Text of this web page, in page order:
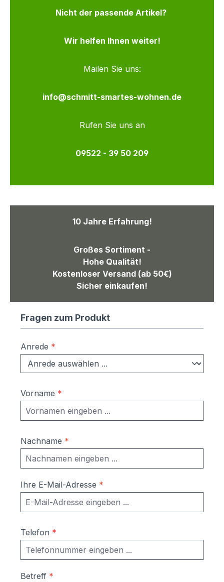
Nicht der passende Artikel?
Wir helfen Ihnen weiter!
Mailen Sie uns:
info@schmitt-smartes-wohnen.de
Rufen Sie uns an
09522 - 39 50 209
10 Jahre Erfahrung!
Großes Sortiment -
Hohe Qualität!
Kostenloser Versand (ab 50€)
Sicher einkaufen!
Fragen zum Produkt
Anrede *
Vorname *
Nachname *
Ihre E-Mail-Adresse *
Telefon *
Betreff *